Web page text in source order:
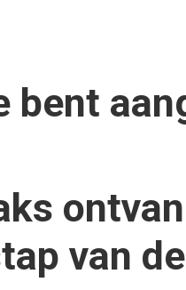
bent
van